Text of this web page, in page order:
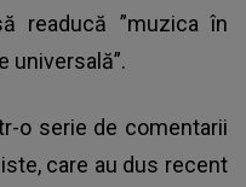
readucă ”muzica în
universală”.
o serie de comentarii
care au dus recent